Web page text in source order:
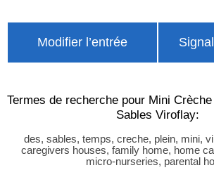
Modifier l’entrée
Termes de recherche pour Mini
Sables Viroflay:
des, sables, temps, creche, plein, mini,
caregivers houses, family home, home
micro-nurseries, parental